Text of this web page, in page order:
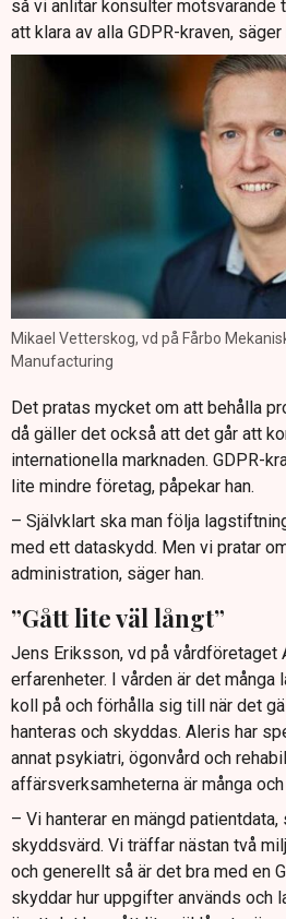
så vi anlitar konsulter
att klara av alla GDPR-kraven, säger
Mikael Vetterskog, vd på Fårbo
Manufacturing
Det pratas mycket om att behålla
då gäller det också att det går att
internationella marknaden. GDPR-
lite mindre företag, påpekar han.
– Självklart ska man följa
med ett dataskydd. Men vi pratar
administration, säger han.
”Gått lite väl långt”
Jens Eriksson, vd på vårdföretaget
erfarenheter. I vården är det många
koll på och förhålla sig till när det
hanteras och skyddas. Aleris har
annat psykiatri, ögonvård och
affärsverksamheterna är många
– Vi hanterar en mängd
skyddsvärd. Vi träffar nästan två
och generellt så är det bra med en
skyddar hur uppgifter används och